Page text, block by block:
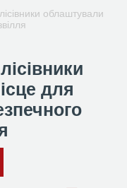
облаштували
для